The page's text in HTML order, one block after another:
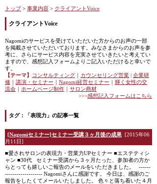
トップ > 事業内容 > クライアントVoice
クライアントVoice
Nagomiのサービスを受けていただいた方からのお声の一部
を掲載させていただいております。みなさまからのお声を参
考に、さらにサービス内容を充実させていきたいと考えてい
ますので、感想記入フォームよりご記入いただけると幸いで
す。
【テーマ】
コンサルティング カウンセリング営業
企業研
修
講演・セミナー Nagomi経営セミナー
輝く女性の交
流会
ホームページ制作
サロン商材
>>>感想記入フォームはこちら
タグ：「表現力」の記事一覧
[Nagomiセミナー]セミナー受講３ヶ月後の成果
[2015年06
月11日]
■愛されサロンの表現力・営業力UPセミナー ■エステティシ
ャン ■30代 セミナー受講から３ヶ月たった、参加者の方か
らとっても嬉しいご報告のメールをいただきました。 ------
------------------- Nagomiさんに感謝です。 今日は、感謝のご
報告をしたくてメールいたしました。 色々と落ち着いた４月